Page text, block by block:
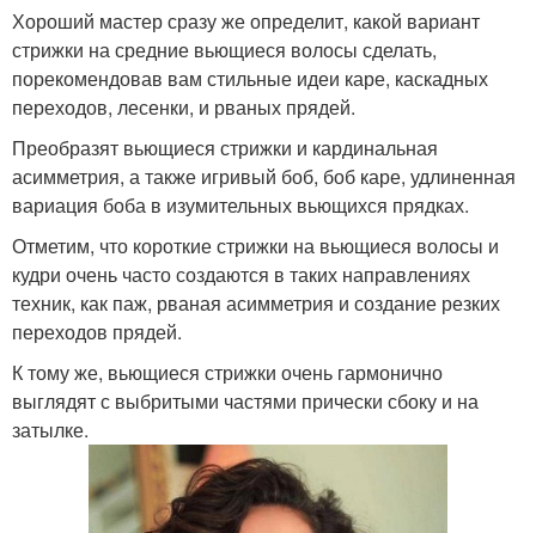
Хороший мастер сразу же определит, какой вариант
стрижки на средние вьющиеся волосы сделать,
порекомендовав вам стильные идеи каре, каскадных
переходов, лесенки, и рваных прядей.
Преобразят вьющиеся стрижки и кардинальная
асимметрия, а также игривый боб, боб каре, удлиненная
вариация боба в изумительных вьющихся прядках.
Отметим, что короткие стрижки на вьющиеся волосы и
кудри очень часто создаются в таких направлениях
техник, как паж, рваная асимметрия и создание резких
переходов прядей.
К тому же, вьющиеся стрижки очень гармонично
выглядят с выбритыми частями прически сбоку и на
затылке.